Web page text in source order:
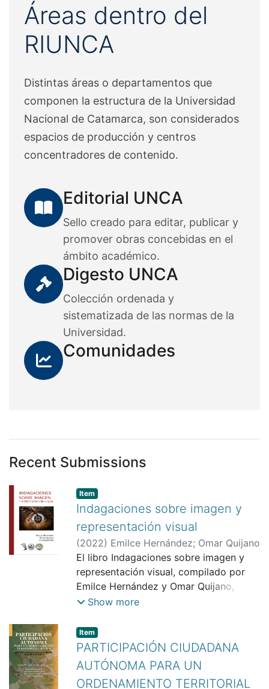
Áreas dentro del
RIUNCA
Distintas áreas o departamentos que
componen la estructura de la Universidad
Nacional de Catamarca, son considerados
espacios de producción y centros
concentradores de contenido.
Editorial UNCA
Sello creado para editar, publicar y
promover obras concebidas en el
ámbito académico.
Digesto UNCA
Colección ordenada y
sistematizada de las normas de la
Universidad.
Comunidades
Recent Submissions
Item
Indagaciones sobre imagen y
representación visual
(2022) Emilce Hernández; Omar Quijano
El libro Indagaciones sobre imagen y
representación visual, compilado por
Emilce Hernández y Omar Quijano,
explora las tensiones entre "cultura de
perspectivas interdisciplinarias. Los
ensayos abordan temas como el papel
crítico de la imagen, su función en la
representación epistémica, y el impacto
Show more
Item
PARTICIPACIÓN CIUDADANA
AUTÓNOMA PARA UN
ORDENAMIENTO TERRITORIAL